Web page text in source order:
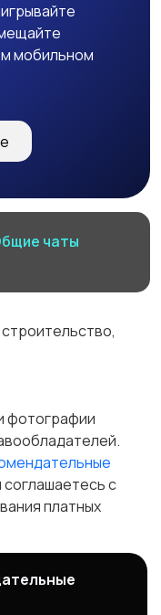
мобильном
чаты
фотографии
соглашаетесь c
платных
сервиса
Пользовательское
услуги